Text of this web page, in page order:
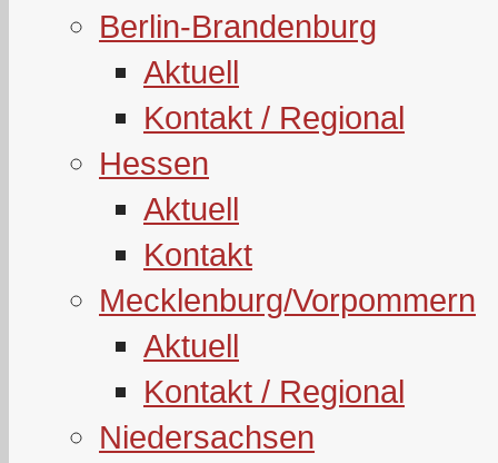
Berlin-Brandenburg
Aktuell
Kontakt / Regional
Hessen
Aktuell
Kontakt
Mecklenburg/Vorpommern
Aktuell
Kontakt / Regional
Niedersachsen